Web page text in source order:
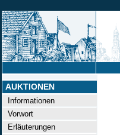
AUKTIONEN
Informationen
Vorwort
Erläuterungen